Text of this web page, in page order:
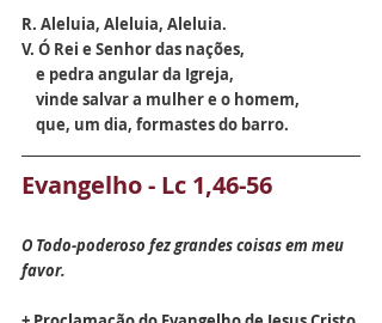
R. Aleluia, Aleluia, Aleluia.
V. Ó Rei e Senhor das nações,
    e pedra angular da Igreja,
    vinde salvar a mulher e o homem,
    que, um dia, formastes do barro.
Evangelho - Lc 1,46-56
O Todo-poderoso fez grandes coisas em meu
favor.